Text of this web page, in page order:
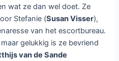
wat ze dan wel doet. Ze
Stefanie (Susan Visser),
van het escortbureau.
gelukkig is ze bevriend
van de Sande